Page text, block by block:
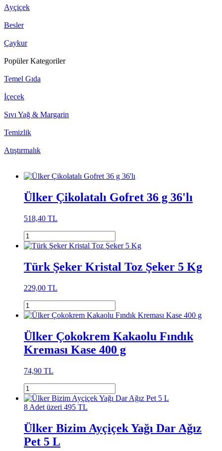
Ayçiçek
Besler
Çaykur
Popüler Kategoriler
Temel Gıda
İçecek
Sıvı Yağ & Margarin
Temizlik
Atıştırmalık
Ülker Çikolatalı Gofret 36 g 36'lı
518,40 TL
Türk Şeker Kristal Toz Şeker 5 Kg
229,00 TL
Ülker Çokokrem Kakaolu Fındık
Kreması Kase 400 g
74,90 TL
8 Adet üzeri 495 TL
Ülker Bizim Ayçiçek Yağı Dar Ağız
Pet 5 L